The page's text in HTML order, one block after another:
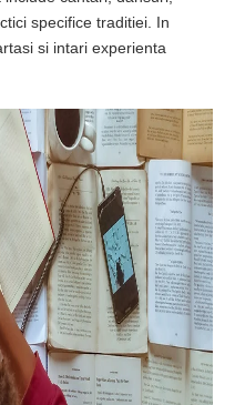
specifice traditiei. In
si intari experienta